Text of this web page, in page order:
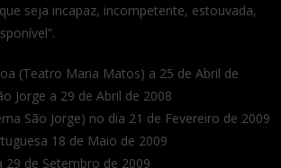
seja incapaz, incompetente, estouvada,
(Teatro Maria Matos) a 25 de Abril de
Jorge a 29 de Abril de 2008
São Jorge) no dia 21 de Fevereiro de 2009
18 de Maio de 2009
29 de Setembro de 2009